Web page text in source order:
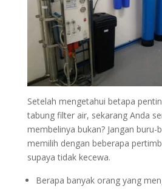
Setelah mengetahui betapa
tabung filter air, sekarang Anda
membelinya bukan? Jangan buru-
memilih dengan beberapa
supaya tidak kecewa.
Berapa banyak orang yang